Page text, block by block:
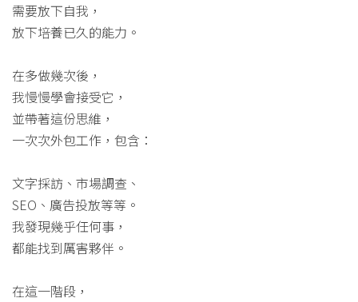
需要放下自我，
放下培養已久的能力。
在多做幾次後，
我慢慢學會接受它，
並帶著這份思維，
一次次外包工作，包含：
文字採訪、市場調查、
SEO、廣告投放等等。
我發現幾乎任何事，
都能找到厲害夥伴。
在這一階段，